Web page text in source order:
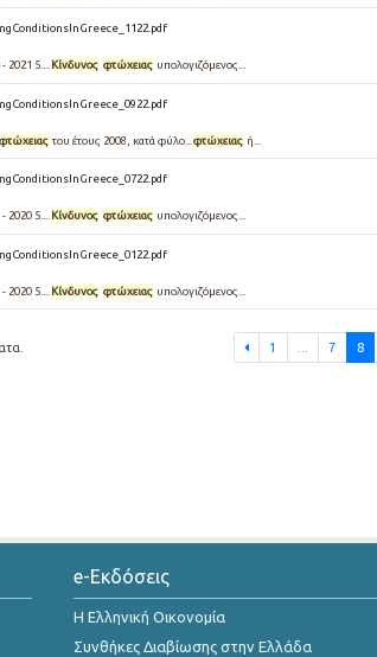
2021 5....Κίνδυνος φτώχειας υπολογιζόμενος...
φτώχειαςτου έτους 2008, κατά φύλο... φτώχειας ή...
2020 5....Κίνδυνος φτώχειας υπολογιζόμενος...
5.... Κίνδυνος φτώχειας υπολογιζόμενος...
1 7 8
e-Εκδόσεις
Η Ελληνική Οικονομία
Συνθήκες Διαβίωσης στην Ελλάδα